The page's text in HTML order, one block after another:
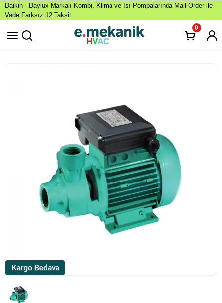
Daikin - Daylux Markalı Kombi, Klima ve Isı Pompalarında Mail Order ile
Vade Farksız 12 Taksit
0